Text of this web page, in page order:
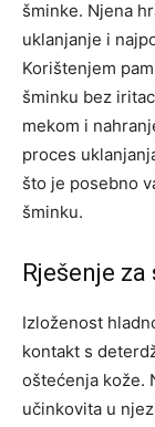
šminke. Njena
uklanjanje i
Korištenjem
šminku bez
mekom i
proces
što je posebno
šminku.
Rješenje
Izloženost
kontakt s
oštećenja kože.
učinkovita u